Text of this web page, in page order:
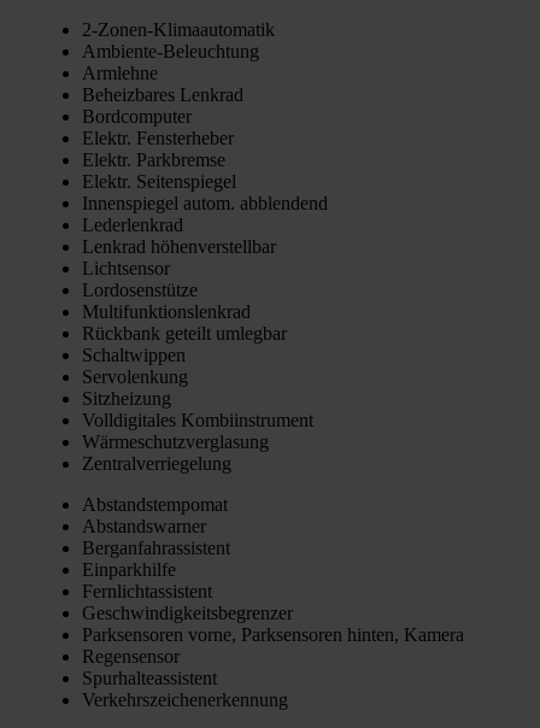
2‑Zo­nen-Kli­ma­au­to­ma­tik
Ambi­en­te-Beleuch­tung
Arm­leh­ne
Beheiz­ba­res Lenk­rad
Bord­com­pu­ter
Elektr. Fens­ter­he­ber
Elektr. Park­brem­se
Elektr. Sei­ten­spie­gel
Innen­spie­gel autom. abblen­dend
Leder­lenk­rad
Lenk­rad höhen­ver­stell­bar
Licht­sen­sor
Lor­do­sen­stüt­ze
Mul­ti­funk­ti­ons­lenk­rad
Rück­bank geteilt umleg­bar
Schalt­wip­pen
Ser­vo­len­kung
Sitz­hei­zung
Voll­di­gi­ta­les Kom­bi­in­stru­ment
Wär­me­schutz­ver­gla­sung
Zen­tral­ver­rie­ge­lung
Abstands­tem­po­mat
Abstands­war­ner
Berg­an­fahr­as­sis­tent
Ein­park­hil­fe
Fern­licht­as­sis­tent
Geschwin­dig­keits­be­gren­zer
Park­sen­so­ren vor­ne, Park­sen­so­ren hin­ten, Kame­ra
Regen­sen­sor
Spur­hal­te­as­sis­tent
Ver­kehrs­zei­chen­er­ken­nung